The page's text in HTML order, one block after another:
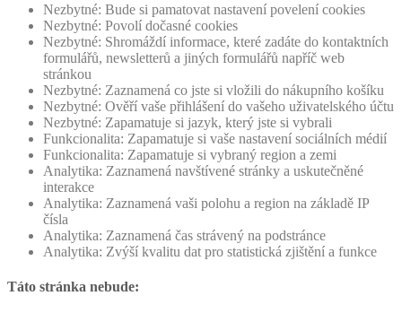
Nezbytné: Bude si pamatovat nastavení povelení cookies
Nezbytné: Povolí dočasné cookies
Nezbytné: Shromáždí informace, které zadáte do kontaktních
formulářů, newsletterů a jiných formulářů napříč web
stránkou
Nezbytné: Zaznamená co jste si vložili do nákupního košíku
Nezbytné: Ověří vaše přihlášení do vašeho uživatelského účtu
Nezbytné: Zapamatuje si jazyk, který jste si vybrali
Funkcionalita: Zapamatuje si vaše nastavení sociálních médií
Funkcionalita: Zapamatuje si vybraný region a zemi
Analytika: Zaznamená navštívené stránky a uskutečněné
interakce
Analytika: Zaznamená vaši polohu a region na základě IP
čísla
Analytika: Zaznamená čas strávený na podstránce
Analytika: Zvýší kvalitu dat pro statistická zjištění a funkce
Táto stránka nebude: